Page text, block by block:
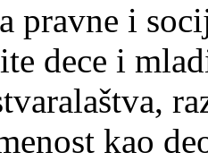
pravne i
dece i
kao